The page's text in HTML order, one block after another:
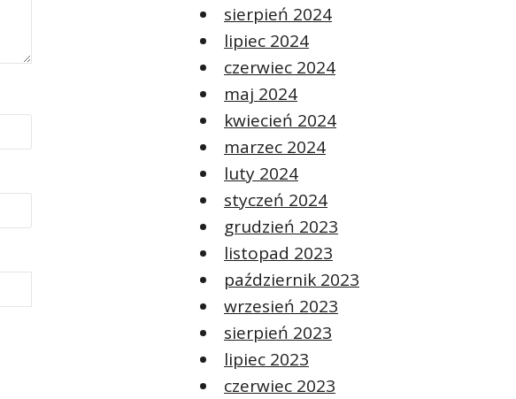
sierpień 2024
lipiec 2024
czerwiec 2024
maj 2024
kwiecień 2024
marzec 2024
luty 2024
styczeń 2024
grudzień 2023
listopad 2023
październik 2023
wrzesień 2023
sierpień 2023
lipiec 2023
czerwiec 2023